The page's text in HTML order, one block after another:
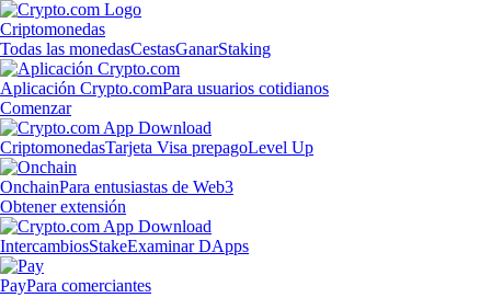
Criptomonedas
Todas las monedasCestasGanarStaking
Aplicación Crypto.comPara usuarios cotidianos
Comenzar
CriptomonedasTarjeta Visa prepagoLevel Up
OnchainPara entusiastas de Web3
Obtener extensión
IntercambiosStakeExaminar DApps
PayPara comerciantes